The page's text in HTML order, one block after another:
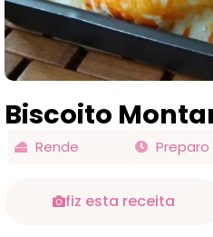
Biscoito
Rende Preparo
fiz esta receita